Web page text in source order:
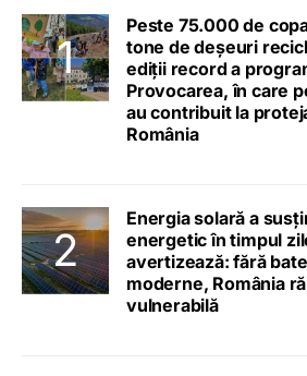
Peste 75.000 de
tone de deșeuri
ediții record a
Provocarea, în care
au contribuit la
România
Energia solară a
energetic în timpul
avertizează: fără
moderne, România
vulnerabilă